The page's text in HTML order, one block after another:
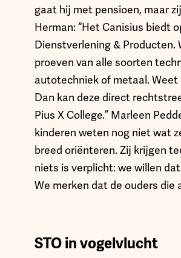
gaat hij met pensioen, maar
Herman: “Het Canisius biedt
Dienstverlening & Producten.
proeven van alle soorten
autotechniek of metaal. Weet
Dan kan deze direct
Pius X College.” Marleen
kinderen weten nog niet wat
breed oriënteren. Zij krijgen
niets is verplicht: we willen
We merken dat de ouders die
STO in vogelvlucht